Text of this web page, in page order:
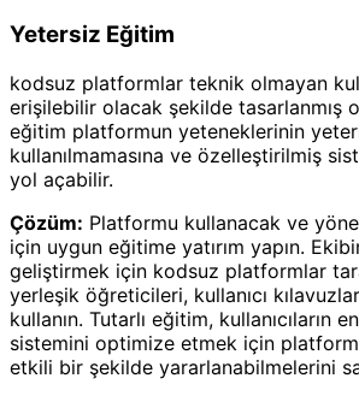
Yetersiz Eğitim
kodsuz platformlar teknik olmayan
erişilebilir olacak şekilde tasarlanmış
eğitim platformun yeteneklerinin
kullanılmamasına ve özelleştirilmiş
yol açabilir.
Çözüm: Platformu kullanacak ve
için uygun eğitime yatırım yapın.
geliştirmek için kodsuz platformlar
yerleşik öğreticileri, kullanıcı
kullanın. Tutarlı eğitim, kullanıcıların
sistemini optimize etmek için
etkili bir şekilde yararlanabilmelerini